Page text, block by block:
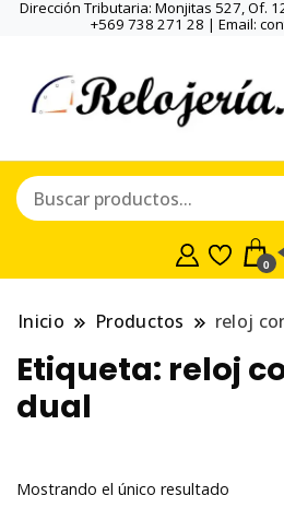
Dirección Tributaria: Monjitas 527, Of.
+569 738 271 28 | Email:
0
Inicio Productos reloj
Etiqueta: reloj
dual
Mostrando el único resultado